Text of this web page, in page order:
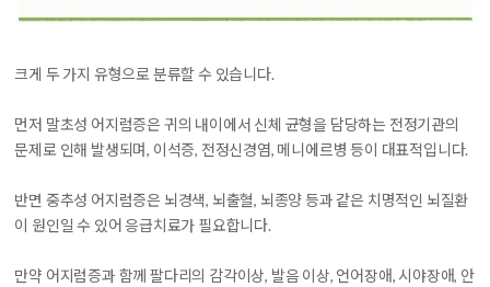
크게 두 가지 유형으로 분류할 수 있습니다.
먼저 말초성 어지럼증은 귀의 내이에서 신체 균형을 담당하는 전정기관의
문제로 인해 발생되며, 이석증, 전정신경염, 메니에르병 등이 대표적입니다.
반면 중추성 어지럼증은 뇌경색, 뇌출혈, 뇌종양 등과 같은 치명적인 뇌질환
이 원인일 수 있어 응급치료가 필요합니다.
만약 어지럼증과 함께 팔다리의 감각이상, 발음 이상, 언어장애, 시야장애, 안